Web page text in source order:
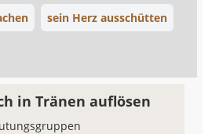
sein Herz ausschütten
in Tränen auflösen